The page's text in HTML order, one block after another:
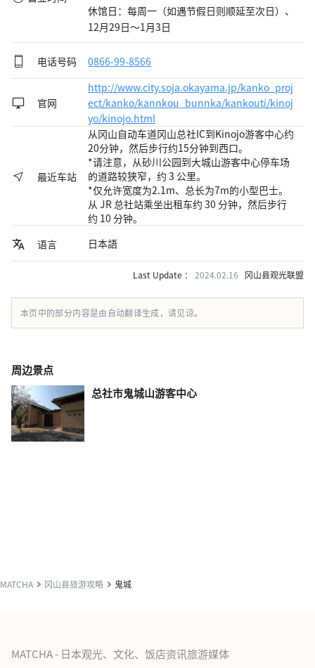
休馆日：每周一（如遇节假日则顺延至次日）、
12月29日～1月3日
电话号码 0866-99-8566
官网
http://www.city.soja.okayama.jp/kanko_proj
ect/kanko/kannkou_bunnka/kankouti/kinoj
yo/kinojo.html
最近车站
从冈山自动车道冈山总社IC到Kinojo游客中心约
20分钟，然后步行约15分钟到西口。
*请注意，从砂川公园到大城山游客中心停车场
的道路较狭窄，约 3 公里。
*仅允许宽度为2.1m、总长为7m的小型巴士。
从 JR 总社站乘坐出租车约 30 分钟，然后步行
约 10 分钟。
语言
日本語
Last Update ： 2024.02.16 冈山县观光联盟
本页中的部分内容是由自动翻译生成，请见谅。
周边景点
总社市鬼城山游客中心
MATCHA 冈山县旅游攻略 鬼城
MATCHA - 日本观光、文化、饭店资讯旅游媒体